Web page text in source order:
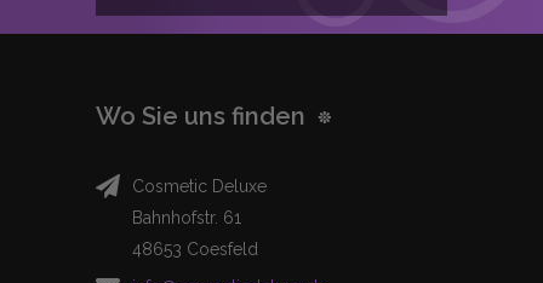
Wo Sie uns finden
Cosmetic Deluxe
Bahnhofstr. 61
48653 Coesfeld